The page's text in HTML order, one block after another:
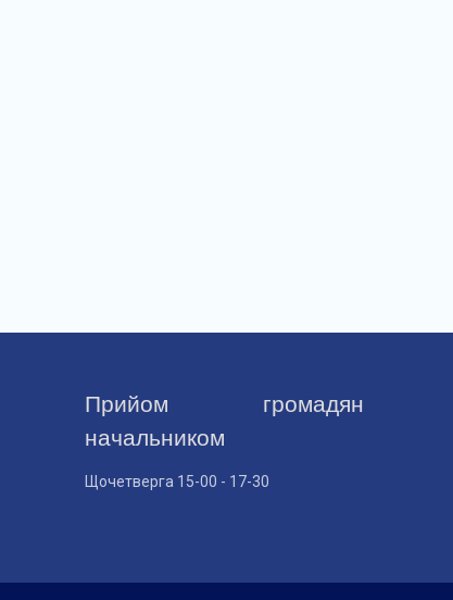
Прийом громадян
начальником
Щочетверга 15-00 - 17-30